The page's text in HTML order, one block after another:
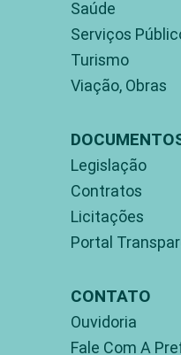
Saúde
Serviços
Turismo
Viação, Obras
Legislação
Contratos
Licitações
Portal
CONTATO
Ouvidoria
Fale Com A